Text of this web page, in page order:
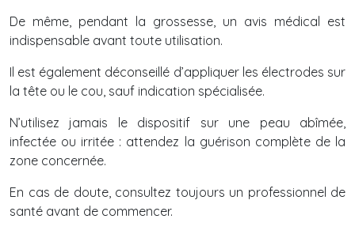
De même, pendant la grossesse, un avis médical est
indispensable avant toute utilisation.
Il est également déconseillé d’appliquer les électrodes sur
la tête ou le cou, sauf indication spécialisée.
N’utilisez jamais le dispositif sur une peau abîmée,
infectée ou irritée : attendez la guérison complète de la
zone concernée.
En cas de doute, consultez toujours un professionnel de
santé avant de commencer.